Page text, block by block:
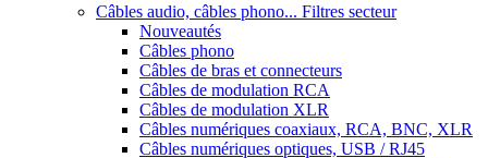
Câbles audio, câbles phono... Filtres secteur
Nouveautés
Câbles phono
Câbles de bras et connecteurs
Câbles de modulation RCA
Câbles de modulation XLR
Câbles numériques coaxiaux, RCA, BNC, XLR
Câbles numériques optiques, USB / RJ45